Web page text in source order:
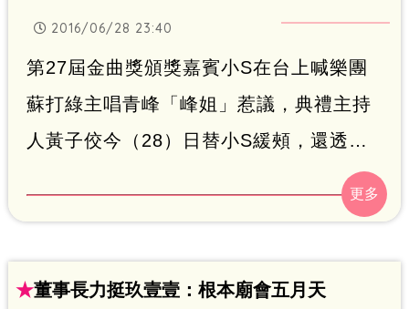
2016/06/28 23:40
第27屆金曲獎頒獎嘉賓小S在台上喊樂團
蘇打綠主唱青峰「峰姐」惹議，典禮主持
人黃子佼今（28）日替小S緩頰，還透露
要接話時猶豫，0.1秒決定不打回馬槍。
★董事長力挺玖壹壹：根本廟會五月天